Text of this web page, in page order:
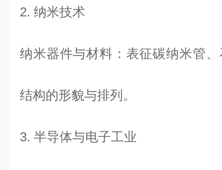
2. 纳米技术
纳米器件与材料：表征碳纳米管
结构的形貌与排列。
3. 半导体与电子工业